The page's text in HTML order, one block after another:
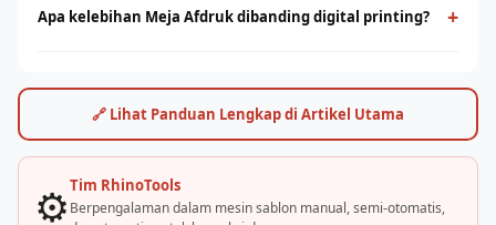
starter manual hingga mesin otomatis. Konsultasikan dengan
Apa kelebihan Meja Afdruk dibanding digital printing? +
rendah. Digital printing (DTF/sublimasi) unggul untuk order
satuan, full-color, dan desain detail. Keduanya bisa saling
🔗 Lihat Panduan Lengkap di Artikel Utama
⚙️Tim RhinoTools
Berpengalaman dalam mesin sablon manual, semi-otomatis,